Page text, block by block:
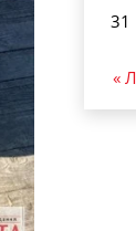
31
«